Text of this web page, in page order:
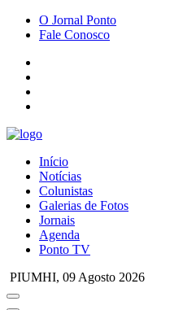
O Jornal Ponto
Fale Conosco
Início
Notícias
Colunistas
Galerias de Fotos
Jornais
Agenda
Ponto TV
PIUMHI, 09 Agosto 2026